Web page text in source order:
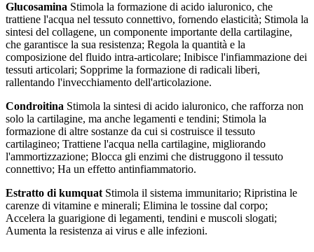
Glucosamina Stimola la formazione di acido ialuronico, che
trattiene l'acqua nel tessuto connettivo, fornendo elasticità; Stimola la
sintesi del collagene, un componente importante della cartilagine,
che garantisce la sua resistenza; Regola la quantità e la
composizione del fluido intra-articolare; Inibisce l'infiammazione dei
tessuti articolari; Sopprime la formazione di radicali liberi,
rallentando l'invecchiamento dell'articolazione.
Condroitina Stimola la sintesi di acido ialuronico, che rafforza non
solo la cartilagine, ma anche legamenti e tendini; Stimola la
formazione di altre sostanze da cui si costruisce il tessuto
cartilagineo; Trattiene l'acqua nella cartilagine, migliorando
l'ammortizzazione; Blocca gli enzimi che distruggono il tessuto
connettivo; Ha un effetto antinfiammatorio.
Estratto di kumquat Stimola il sistema immunitario; Ripristina le
carenze di vitamine e minerali; Elimina le tossine dal corpo;
Accelera la guarigione di legamenti, tendini e muscoli slogati;
Aumenta la resistenza ai virus e alle infezioni.